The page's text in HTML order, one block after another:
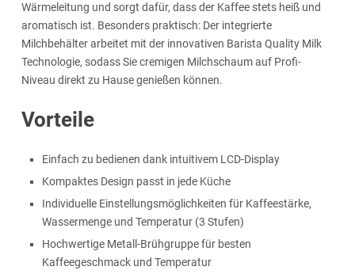
Wärmeleitung und sorgt dafür, dass der Kaffee stets heiß und
aromatisch ist. Besonders praktisch: Der integrierte
Milchbehälter arbeitet mit der innovativen Barista Quality Milk
Technologie, sodass Sie cremigen Milchschaum auf Profi-
Niveau direkt zu Hause genießen können.
Vorteile
Einfach zu bedienen dank intuitivem LCD-Display
Kompaktes Design passt in jede Küche
Individuelle Einstellungsmöglichkeiten für Kaffeestärke,
Wassermenge und Temperatur (3 Stufen)
Hochwertige Metall-Brühgruppe für besten
Kaffeegeschmack und Temperatur